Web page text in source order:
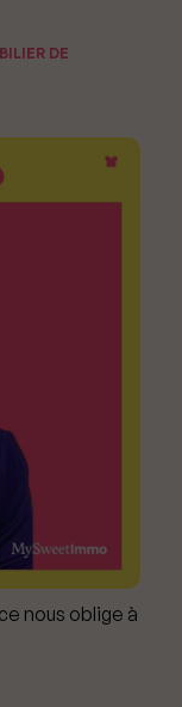
DE
nous oblige à